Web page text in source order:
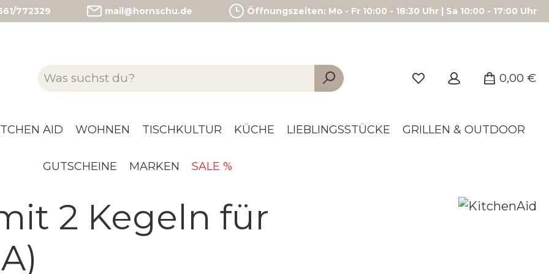
772329 mail@hornschu.de Öffnungszeiten: Mo - Fr 10:00 - 18:30 Uhr | Sa 10:00 - 17:00 Uhr
0,00 €
AID WOHNEN TISCHKULTUR KÜCHE LIEBLINGSSTÜCKE GRILLEN & OUTDOOR
GUTSCHEINE MARKEN SALE %
2 Kegeln für